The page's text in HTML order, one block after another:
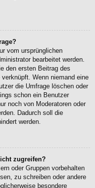
vom ursprünglichen
bearbeitet werden.
den ersten Beitrag des
Wenn niemand eine
die Umfrage löschen oder
schon ein Benutzer
noch von Moderatoren oder
Dadurch soll die
werden.
zugreifen?
oder Gruppen vorbehalten
zu schreiben oder andere
besondere